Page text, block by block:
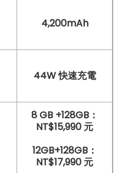
4,200mAh
44W快速充電
8 GB +128GB：
NT$15,990 元
12GB+128GB：
NT$17,990 元